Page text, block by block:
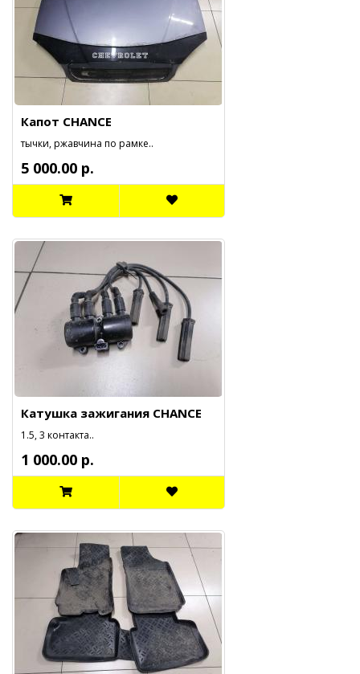
Капот CHANCE
тычки, ржавчина по рамке..
5 000.00 р.
Катушка зажигания CHANCE
1.5, 3 контакта..
1 000.00 р.